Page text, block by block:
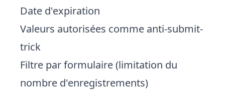
Date d'expiration
Valeurs autorisées comme anti-submit-
trick
Filtre par formulaire (limitation du
nombre d'enregistrements)